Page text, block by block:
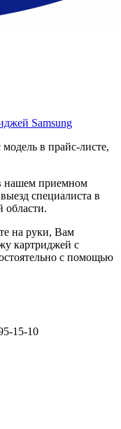
Samsung
в прайс-листе,
нашем приемном
специалиста в
области.
на руки, Вам
картриджей с
с помощью
15-10